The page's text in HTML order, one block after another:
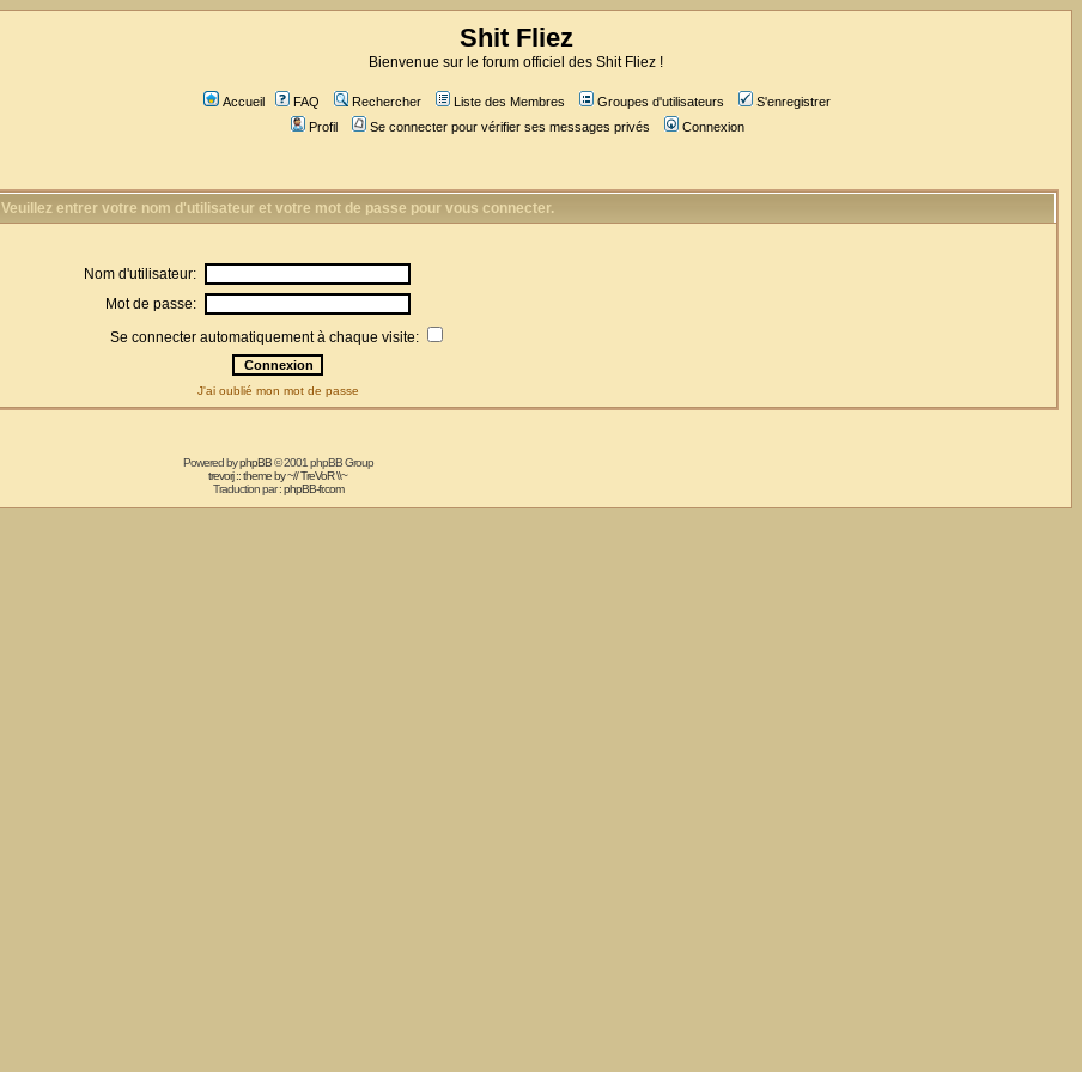
Shit Fliez
Bienvenue sur le forum officiel des Shit Fliez !
Accueil FAQ Rechercher Liste des Membres Groupes d'utilisateurs
S'enregistrer
Profil
Se connecter pour vérifier ses messages privés Connexion
Veuillez entrer votre nom d'utilisateur et votre mot de passe pour vous connecter.
Nom d'utilisateur:
Mot de passe:
Se connecter automatiquement à chaque visite:
J'ai oublié mon mot de passe
Powered byphpBB© 2001 phpBB Group
trevorj :: theme by ~// TreVoR \\~
Traduction par :phpBB-fr.com